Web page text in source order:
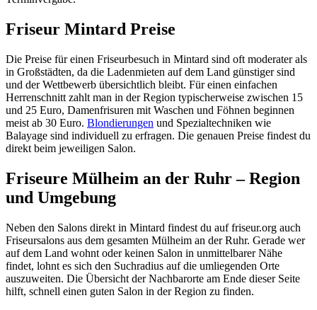
Friseur Mintard Preise
Die Preise für einen Friseurbesuch in Mintard sind oft moderater als
in Großstädten, da die Ladenmieten auf dem Land günstiger sind
und der Wettbewerb übersichtlich bleibt. Für einen einfachen
Herrenschnitt zahlt man in der Region typischerweise zwischen 15
und 25 Euro, Damenfrisuren mit Waschen und Föhnen beginnen
meist ab 30 Euro. Blondierungen und Spezialtechniken wie
Balayage sind individuell zu erfragen. Die genauen Preise findest du
direkt beim jeweiligen Salon.
Friseure Mülheim an der Ruhr – Region
und Umgebung
Neben den Salons direkt in Mintard findest du auf friseur.org auch
Friseursalons aus dem gesamten Mülheim an der Ruhr. Gerade wer
auf dem Land wohnt oder keinen Salon in unmittelbarer Nähe
findet, lohnt es sich den Suchradius auf die umliegenden Orte
auszuweiten. Die Übersicht der Nachbarorte am Ende dieser Seite
hilft, schnell einen guten Salon in der Region zu finden.